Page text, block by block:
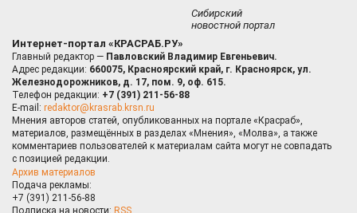
Сибирский
новостной портал
Интернет-портал «КРАСРАБ.РУ»
Главный редактор — Павловский Владимир Евгеньевич.
Адрес редакции: 660075, Красноярский край, г. Красноярск, ул.
Железнодорожников, д. 17, пом. 9, оф. 615.
Телефон редакции: +7 (391) 211-56-88
E-mail: redaktor@krasrab.krsn.ru
Мнения авторов статей, опубликованных на портале «Красраб»,
материалов, размещённых в разделах «Мнения», «Молва», а также
комментариев пользователей к материалам сайта могут не совпадать
с позицией редакции.
Архив материалов
Подача рекламы:
+7 (391) 211-56-88
Подписка на новости: RSS